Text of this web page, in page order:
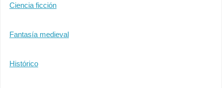
Ciencia ficción
Fantasía medieval
Histórico